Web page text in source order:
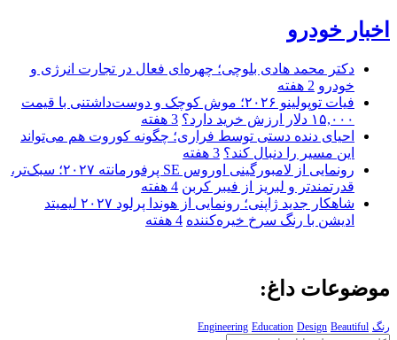
اخبار خودرو
دکتر محمد هادی بلوچی؛ چهره‌ای فعال در تجارت انرژی و
خودرو 2 هفته
فیات توپولینو ۲۰۲۶؛ موش کوچک و دوست‌داشتنی با قیمت
۱۵,۰۰۰ دلار ارزش خرید دارد؟
3 هفته
احیای دنده دستی توسط فراری؛ چگونه کوروت هم می‌تواند
این مسیر را دنبال کند؟ 3 هفته
رونمایی از لامبورگینی اوروس SE پرفورمانته ۲۰۲۷؛ سبک‌تر،
قدرتمندتر و لبریز از فیبر کربن 4 هفته
شاهکار جدید ژاپنی؛ رونمایی از هوندا پرلود ۲۰۲۷ لیمیتد
ادیشن با رنگ سرخ خیره‌کننده 4 هفته
موضوعات داغ:
رنگ Engineering Education Design Beautiful